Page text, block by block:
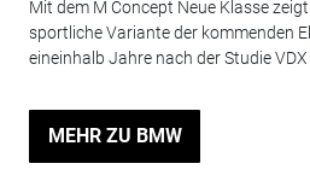
Mit dem M Concept Neue Klasse
sportliche Variante der kommenden
eineinhalb Jahre nach der Studie VDX
MEHR ZU BMW